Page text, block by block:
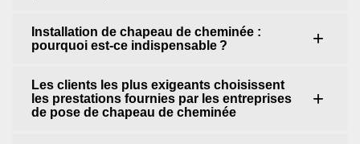
Installation de chapeau de cheminée :
pourquoi est-ce indispensable ?
Les clients les plus exigeants choisissent
les prestations fournies par les entreprises
de pose de chapeau de cheminée